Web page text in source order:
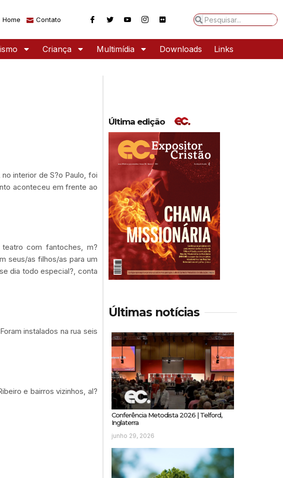
Home Contato
Criança Multimídia Downloads Links
interior de S?o Paulo, foi
aconteceu em frente ao
teatro com fantoches, m?
seus/as filhos/as para um
dia todo especial?, conta
instalados na rua seis
e bairros vizinhos, al?
Última edição
Últimas notícias
Conferência Metodista 2026 | Telford,
Inglaterra
junho 29, 2026